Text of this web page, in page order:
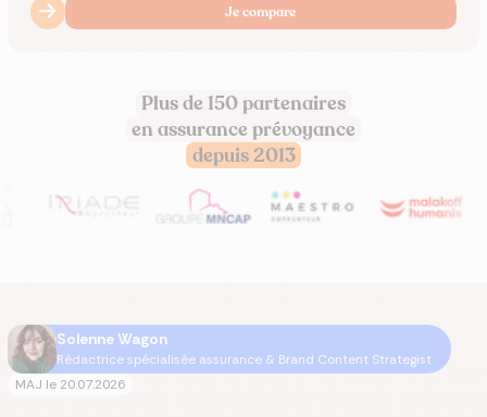
Je compare
Plus de 150 partenaires
en assurance prévoyance
depuis 2013
Solenne Wagon
Rédactrice spécialisée assurance & Brand Content Strategist
MAJ le 20.07.2026